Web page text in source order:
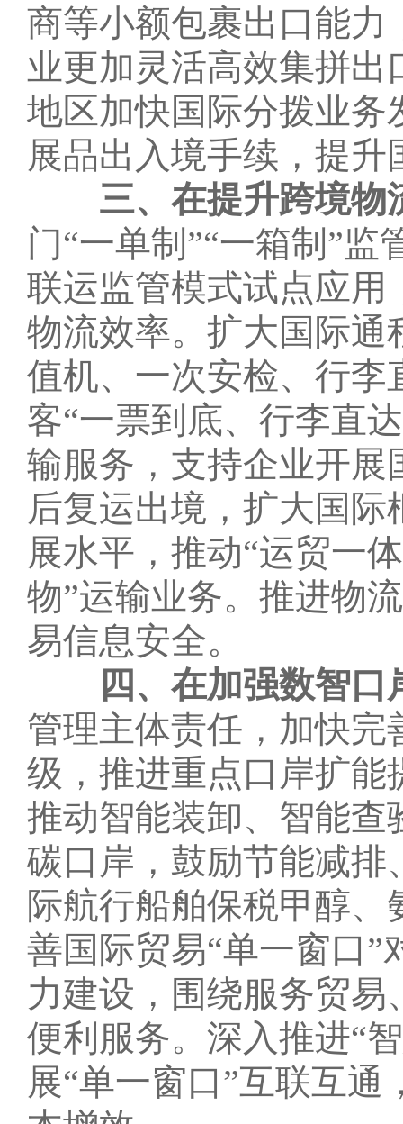
商等小额包裹出口能力
业更加灵活高效集拼
地区加快国际分拨业务
展品出入境手续，提
三、在提升跨境物
门“一单制”“一箱制”
联运监管模式试点应用
物流效率。扩大国际通
值机、一次安检、行李
客“一票到底、行李直
输服务，支持企业开展
后复运出境，扩大国
展水平，推动“运贸一
物”运输业务。推进物
易信息安全。
四、在加强数智
管理主体责任，加快
级，推进重点口岸扩能
推动智能装卸、智能查
碳口岸，鼓励节能减排
际航行船舶保税甲醇
善国际贸易“单一窗口”
力建设，围绕服务贸
便利服务。深入推进“
展“单一窗口”互联互